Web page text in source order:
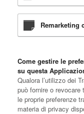
Remarketing
Come gestire le
su questa
Qualora l’utilizzo dei
può fornire o revocare
le proprie preferenze
materia di privacy